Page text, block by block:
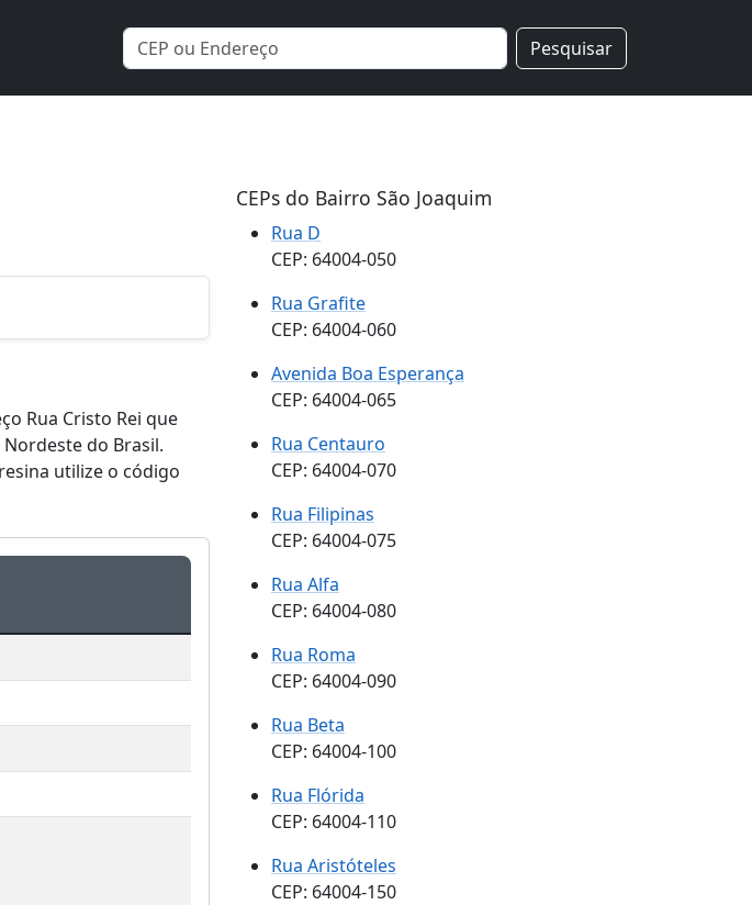
Pesquisar
Rua Cristo Rei que
Nordeste do Brasil.
utilize o código
CEPs do Bairro São Joaquim
Rua D
CEP: 64004-050
Rua Grafite
CEP: 64004-060
Avenida Boa Esperança
CEP: 64004-065
Rua Centauro
CEP: 64004-070
Rua Filipinas
CEP: 64004-075
Rua Alfa
CEP: 64004-080
Rua Roma
CEP: 64004-090
Rua Beta
CEP: 64004-100
Rua Flórida
CEP: 64004-110
Rua Aristóteles
CEP: 64004-150